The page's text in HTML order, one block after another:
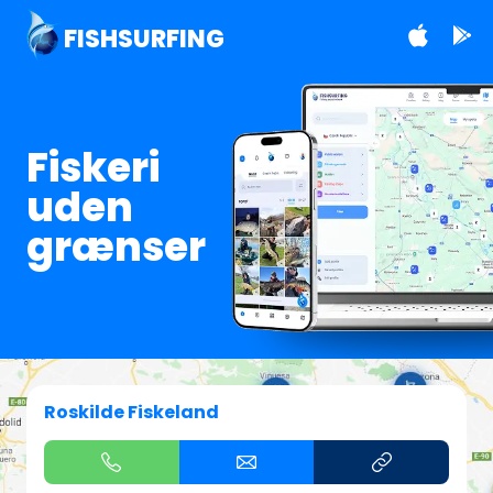
FISHSURFING
Fiskeri
uden
grænser
Roskilde Fiskeland